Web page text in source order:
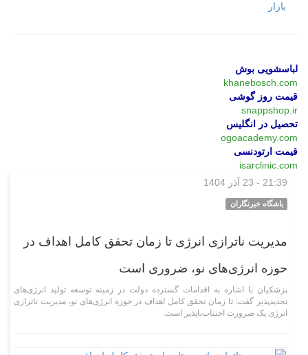
بازار
لباسشویی بوش
khanebosch.com
قیمت روز گوشی
snappshop.ir
تحصیل در انگلیس
ogoacademy.com
قیمت ارتودنسی
isarclinic.com
21:39 - 23 آذر 1404
باشگاه خبرنگاران
مدیریت ناترازی انرژی تا زمان تحقق کامل اهداف در
حوزه انرژی‌های نو، ضروری است
پزشکیان با اشاره به اقدامات گسترده دولت در زمینه توسعه تولید انرژی‌های
تجدیدپذیر گفت: تا زمان تحقق کامل اهداف در حوزه انرژی‌های نو، مدیریت ناترازی
انرژی یک ضرورت اجتناب‌ناپذیر است.